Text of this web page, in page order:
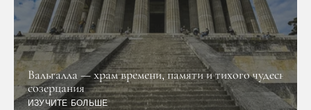
Вальгалла — храм времени, памяти и тихого чудесного
созерцания
ИЗУЧИТЕ БОЛЬШЕ